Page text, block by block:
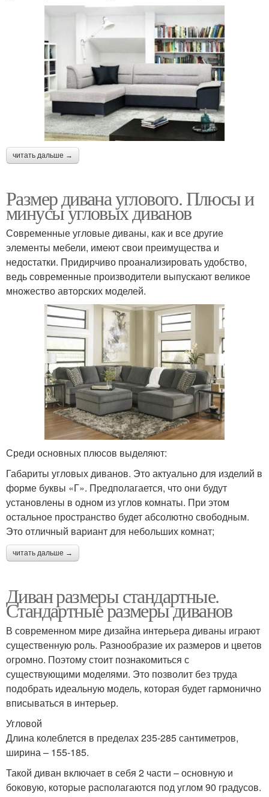
читать дальше →
Размер дивана углового. Плюсы и
минусы угловых диванов
Современные угловые диваны, как и все другие
элементы мебели, имеют свои преимущества и
недостатки. Придирчиво проанализировать удобство,
ведь современные производители выпускают великое
множество авторских моделей.
Среди основных плюсов выделяют:
Габариты угловых диванов. Это актуально для изделий в
форме буквы «Г». Предполагается, что они будут
установлены в одном из углов комнаты. При этом
остальное пространство будет абсолютно свободным.
Это отличный вариант для небольших комнат;
читать дальше →
Диван размеры стандартные.
Стандартные размеры диванов
В современном мире дизайна интерьера диваны играют
существенную роль. Разнообразие их размеров и цветов
огромно. Поэтому стоит познакомиться с
существующими моделями. Это позволит без труда
подобрать идеальную модель, которая будет гармонично
вписываться в интерьер.
Угловой
Длина колеблется в пределах 235-285 сантиметров,
ширина – 155-185.
Такой диван включает в себя 2 части – основную и
боковую, которые располагаются под углом 90 градусов.